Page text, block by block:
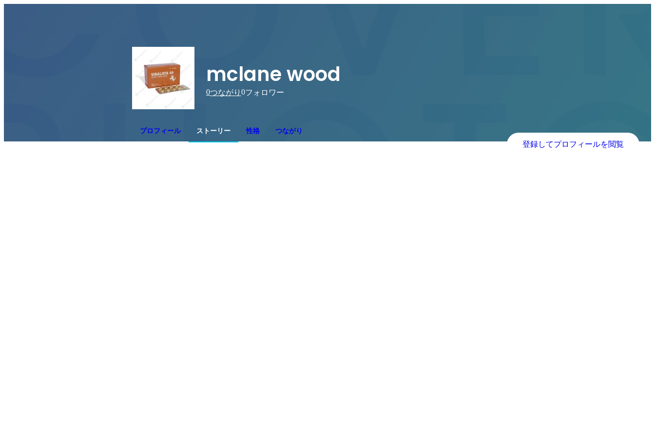
mclane wood
0つながり 0フォロワー
プロフィール ストーリー 性格 つながり
登録してプロフィールを閲覧